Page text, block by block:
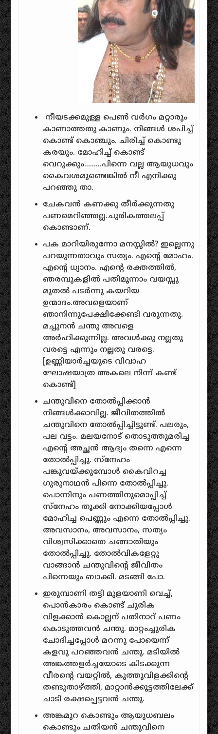
നീയടക്കമുള്ള പെൺ വർഗം മറ്റാരും
കാണാത്തതു കാണും. നിങ്ങൾ ശപിച്ച്
കൊണ്ട് കൊഞ്ചും. ചിരിച്ച് കൊണ്ടു
കരയും. മോഹിച്ച് കൊണ്ട്
വെറുക്കും………പിന്നെ വല്ല ആയുധവും
കൈവശമുണ്ടെങ്കിൽ നീ എനിക്കു
പറഞ്ഞു താ.
ചേകവൻ കണക്കു തീർക്കുന്നതു
പണമെറിഞ്ഞല്ല.ചുരികത്തലപ്പ്
കൊണ്ടാണ്.
പക മാറിയിരുന്നോ മനസ്സിൽ? ഇല്ലെന്നു
പറയുന്നതാവും സത്യം. എന്റെ മോഹം.
എന്റെ ധ്യാനം. എന്റെ രക്തത്തിൽ,
ഞരമ്പുകളിൽ പതിമൂന്നാം വയസ്സു
മുതൽ പടർന്നു കയറിയ
ഉന്മാദം.അവളെയാണ്
ഞാനിന്നുപേക്ഷിക്കേണ്ടി വരുന്നതു.
മച്ചുനൻ ചന്തു അവളെ
അർഹിക്കുന്നില്ല. അവൾക്കു നല്ലതു
വരട്ടെ എന്നും നല്ലതു വരട്ടെ.
ഉണ്ണിയാർച്ചയുടെ വിവാഹ
ഘോഷയാത്ര അകലെ നിന്ന് കണ്ട്
കൊണ്ട്]
ചന്തുവിനെ തോൽപ്പിക്കാൻ
നിങ്ങൾക്കാവില്ല. ജീവിതത്തിൽ
ചന്തുവിനെ തോൽപ്പിച്ചിട്ടുണ്ട്. പലരും,
പല വട്ടം. മലയനോട് തൊടുത്തുമരിച്ച
എന്റെ അച്ഛൻ ആദ്യം തന്നെ എന്നെ
തോൽപ്പിച്ചു. സ്നേഹം
പങ്കുവയ്ക്കുമ്പോൾ കൈവിറച്ച
ഗുരുനാഥൻ പിന്നെ തോൽപ്പിച്ചു.
പൊന്നിനും പണത്തിനുമൊപ്പിച്ച്
സ്നേഹം തൂക്കി നോക്കിയപ്പോൾ
മോഹിച്ച പെണ്ണും എന്നെ തോൽപ്പിച്ചു.
അവസാനം, അവസാനം, സത്യം
വിശ്വസിക്കാതെ ചങ്ങാതിയും
തോൽപ്പിച്ചു. തോൽവികളേറ്റു
വാങ്ങാൻ ചന്തുവിന്റെ ജീവിതം
പിന്നെയും ബാക്കി. മടങ്ങി പോ.
ഇരുമ്പാണി തട്ടി മുളയാണി വെച്ച്,
പൊൻകാരം കൊണ്ട് ചുരിക
വിളക്കാൻ കൊല്ലന് പതിനാറ് പണം
കൊടുത്തവൻ ചന്തു. മാറ്റംച്ചുരിക
ചോദിച്ചപ്പോൾ മറന്നു പോയെന്ന്
കളവു പറഞ്ഞവൻ ചന്തു. മടിയിൽ
അങ്കത്തളർച്ചയോടെ കിടക്കുന്ന
വീരന്റെ വയറ്റിൽ, കുത്തുവിളക്കിന്റെ
തണ്ടുതാഴ്ത്തി, മാറ്റാൻക്കൂട്ടത്തിലേക്ക്
ചാടി രക്ഷപ്പെട്ടവൻ ചന്തു.
അങ്കമുറ കൊണ്ടും ആയുധബലം
കൊണ്ടും ചതിയൻ ചന്തുവിനെ